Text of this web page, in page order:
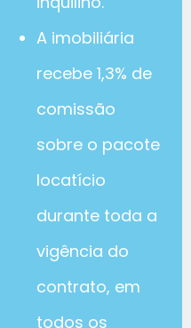
A imobiliária
recebe 1,3% de
comissão
sobre o pacote
locatício
durante toda a
vigência do
contrato, em
todos os